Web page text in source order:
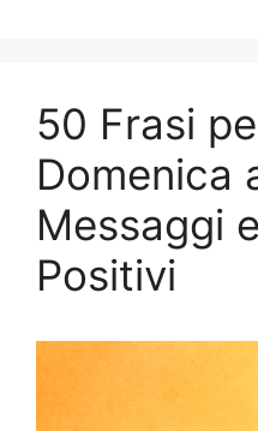
50 Frasi
Domenica
Messaggi
Positivi